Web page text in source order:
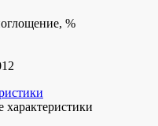
%
характеристики